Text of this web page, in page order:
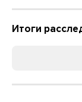
Итоги